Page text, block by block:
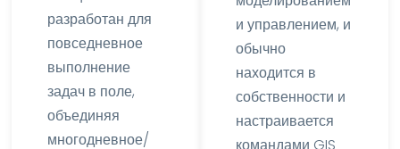
разработан для
повседневное
выполнение
задач в поле,
объединяя
многодневное/
и управлением, и
обычно
находится в
собственности и
настраивается
командами GIS